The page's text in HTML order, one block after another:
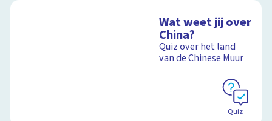
Wat weet jij over
China?
Quiz over het land
van de Chinese Muur
Quiz